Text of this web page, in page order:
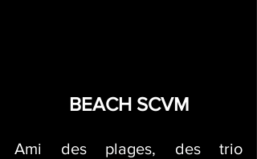
BEACH SCVM
Ami des plages, des trio